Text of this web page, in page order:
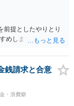
前提としたやりとり
めします。
銭請求と合意
・浪費癖